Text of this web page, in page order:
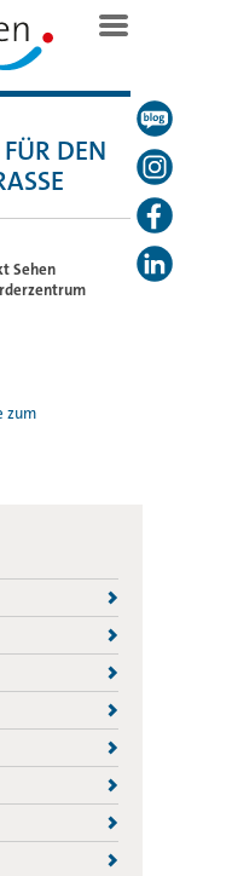
DEN
Sehen
zum